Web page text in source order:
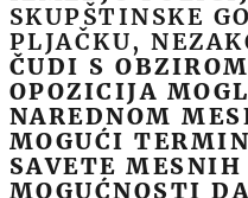
SKUPŠTINSKE
PLJAČKU,
ČUDI S
OPOZICIJA
NAREDNOM
MOGUĆI
SAVETE
MOGUĆNOSTI